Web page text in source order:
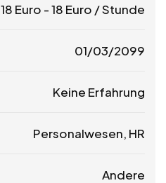
18 Euro -18 Euro / Stunde
01/03/2099
Keine Erfahrung
Personalwesen, HR
Andere